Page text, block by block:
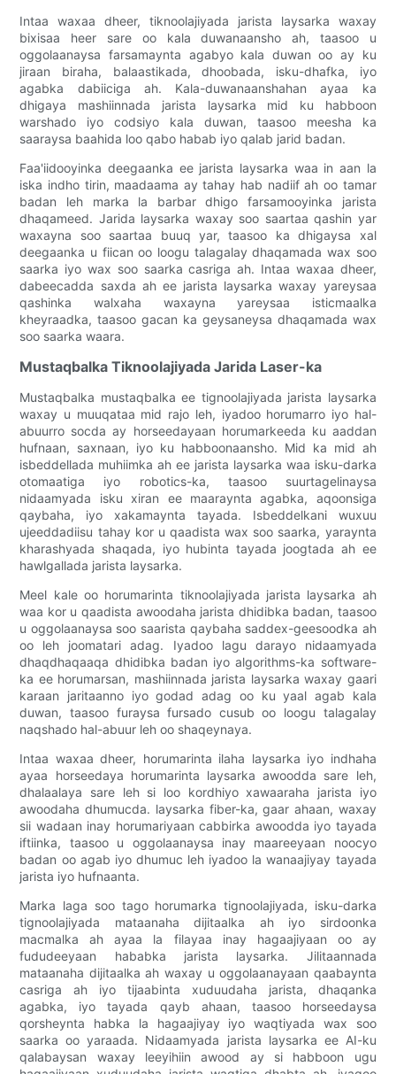
Intaa waxaa dheer, tiknoolajiyada jarista laysarka waxay
bixisaa heer sare oo kala duwanaansho ah, taasoo u
oggolaanaysa farsamaynta agabyo kala duwan oo ay ku
jiraan biraha, balaastikada, dhoobada, isku-dhafka, iyo
agabka dabiiciga ah. Kala-duwanaanshahan ayaa ka
dhigaya mashiinnada jarista laysarka mid ku habboon
warshado iyo codsiyo kala duwan, taasoo meesha ka
saaraysa baahida loo qabo habab iyo qalab jarid badan.
Faa'iidooyinka deegaanka ee jarista laysarka waa in aan la
iska indho tirin, maadaama ay tahay hab nadiif ah oo tamar
badan leh marka la barbar dhigo farsamooyinka jarista
dhaqameed. Jarida laysarka waxay soo saartaa qashin yar
waxayna soo saartaa buuq yar, taasoo ka dhigaysa xal
deegaanka u fiican oo loogu talagalay dhaqamada wax soo
saarka iyo wax soo saarka casriga ah. Intaa waxaa dheer,
dabeecadda saxda ah ee jarista laysarka waxay yareysaa
qashinka walxaha waxayna yareysaa isticmaalka
kheyraadka, taasoo gacan ka geysaneysa dhaqamada wax
soo saarka waara.
Mustaqbalka Tiknoolajiyada Jarida Laser-ka
Mustaqbalka mustaqbalka ee tignoolajiyada jarista laysarka
waxay u muuqataa mid rajo leh, iyadoo horumarro iyo hal-
abuurro socda ay horseedayaan horumarkeeda ku aaddan
hufnaan, saxnaan, iyo ku habboonaansho. Mid ka mid ah
isbeddellada muhiimka ah ee jarista laysarka waa isku-darka
otomaatiga iyo robotics-ka, taasoo suurtagelinaysa
nidaamyada isku xiran ee maaraynta agabka, aqoonsiga
qaybaha, iyo xakamaynta tayada. Isbeddelkani wuxuu
ujeeddadiisu tahay kor u qaadista wax soo saarka, yaraynta
kharashyada shaqada, iyo hubinta tayada joogtada ah ee
hawlgallada jarista laysarka.
Meel kale oo horumarinta tiknoolajiyada jarista laysarka ah
waa kor u qaadista awoodaha jarista dhidibka badan, taasoo
u oggolaanaysa soo saarista qaybaha saddex-geesoodka ah
oo leh joomatari adag. Iyadoo lagu darayo nidaamyada
dhaqdhaqaaqa dhidibka badan iyo algorithms-ka software-
ka ee horumarsan, mashiinnada jarista laysarka waxay gaari
karaan jaritaanno iyo godad adag oo ku yaal agab kala
duwan, taasoo furaysa fursado cusub oo loogu talagalay
naqshado hal-abuur leh oo shaqeynaya.
Intaa waxaa dheer, horumarinta ilaha laysarka iyo indhaha
ayaa horseedaya horumarinta laysarka awoodda sare leh,
dhalaalaya sare leh si loo kordhiyo xawaaraha jarista iyo
awoodaha dhumucda. laysarka fiber-ka, gaar ahaan, waxay
sii wadaan inay horumariyaan cabbirka awoodda iyo tayada
iftiinka, taasoo u oggolaanaysa inay maareeyaan noocyo
badan oo agab iyo dhumuc leh iyadoo la wanaajiyay tayada
jarista iyo hufnaanta.
Marka laga soo tago horumarka tignoolajiyada, isku-darka
tignoolajiyada mataanaha dijitaalka ah iyo sirdoonka
macmalka ah ayaa la filayaa inay hagaajiyaan oo ay
fududeeyaan hababka jarista laysarka. Jilitaannada
mataanaha dijitaalka ah waxay u oggolaanayaan qaabaynta
casriga ah iyo tijaabinta xuduudaha jarista, dhaqanka
agabka, iyo tayada qayb ahaan, taasoo horseedaysa
qorsheynta habka la hagaajiyay iyo waqtiyada wax soo
saarka oo yaraada. Nidaamyada jarista laysarka ee AI-ku
qalabaysan waxay leeyihiin awood ay si habboon ugu